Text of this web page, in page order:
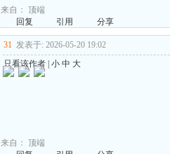
来自： 顶端
回复
引用 分享
31 发表于: 2026-05-20 19:02
只看该作者 小 中 大
来自： 顶端